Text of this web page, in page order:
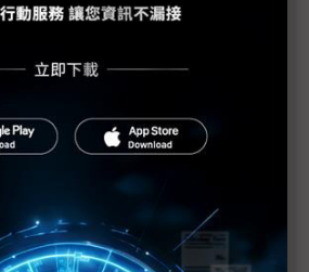
印度或將削減進口俄國石油
？ 評析：新印度願景或可實現
「矽文明」有望在印度生根
石成金」 印度、越南力邀台鏈再
Arm當地已有2,000名員工